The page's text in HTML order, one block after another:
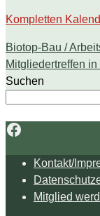
Kompletten
Biotop-Bau /
Mitgliedertreffen
Suchen
Facebook
Kontakt/
Mitglied